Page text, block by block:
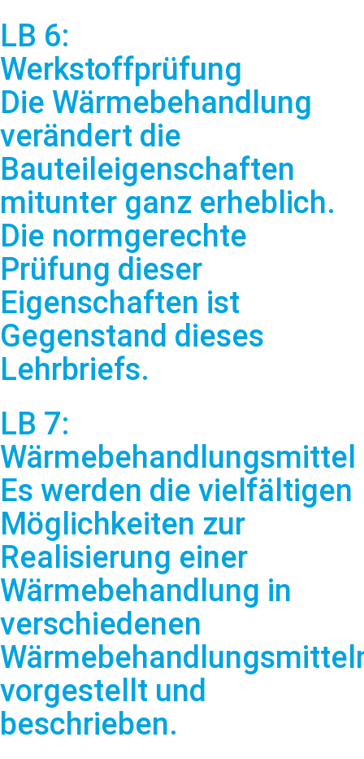
LB 6:
Werkstoffprüfung
Die Wärmebehandlung
verändert die
Bauteileigenschaften
mitunter ganz erheblich.
Die normgerechte
Prüfung dieser
Eigenschaften ist
Gegenstand dieses
Lehrbriefs.
LB 7:
Wärmebehandlungsmittel
Es werden die vielfältigen
Möglichkeiten zur
Realisierung einer
Wärmebehandlung in
verschiedenen
vorgestellt und
beschrieben.